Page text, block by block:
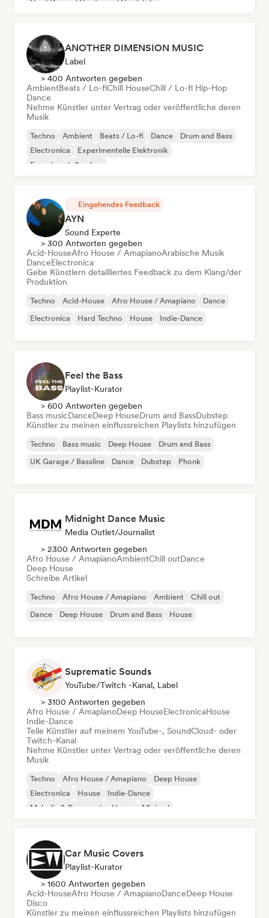
Hard Dance / Hardcore / Hardstyle
ANOTHER DIMENSION MUSIC
Label
> 400 Antworten gegeben
AmbientBeats / Lo-fiChill HouseChill / Lo-fi Hip-Hop
Dance
Nehme Künstler unter Vertrag oder veröffentliche deren
Musik
Techno Ambient Beats / Lo-fi Dance
Drum and Bass
Electronica
Experimentelle Elektronik
Experimenteller Jazz
Eingehendes Feedback
AYN
Sound Experte
> 300 Antworten gegeben
Acid-HouseAfro House / AmapianoArabische Musik
DanceElectronica
Gebe Künstlern detailliertes Feedback zu dem Klang/der
Produktion
Techno Acid-House Afro House / Amapiano
Dance
Electronica
Hard Techno House Indie-Dance
Feel the Bass
Playlist-Kurator
> 600 Antworten gegeben
Bass musicDanceDeep HouseDrum and BassDubstep
Künstler zu meinen einflussreichen Playlists hinzufügen
Techno Bass music Deep House
Drum and Bass
UK Garage / Bassline
Dance Dubstep Phonk
Midnight Dance Music
Media Outlet/Journalist
> 2300 Antworten gegeben
Afro House / AmapianoAmbientChill outDance
Deep House
Schreibe Artikel
Techno Afro House / Amapiano Ambient
Chill out
Dance
Deep House Drum and Bass House
Suprematic Sounds
YouTube/Twitch -Kanal, Label
> 3100 Antworten gegeben
Afro House / AmapianoDeep HouseElectronicaHouse
Indie-Dance
Teile Künstler auf meinem YouTube-, SoundCloud- oder
Twitch-Kanal
Nehme Künstler unter Vertrag oder veröffentliche deren
Musik
Techno Afro House / Amapiano
Deep House
Electronica
House
Indie-Dance
Melodic & Progressive House
Minimal
Car Music Covers
Playlist-Kurator
> 1600 Antworten gegeben
Acid-HouseAfro House / AmapianoDanceDeep House
Disco
Künstler zu meinen einflussreichen Playlists hinzufügen